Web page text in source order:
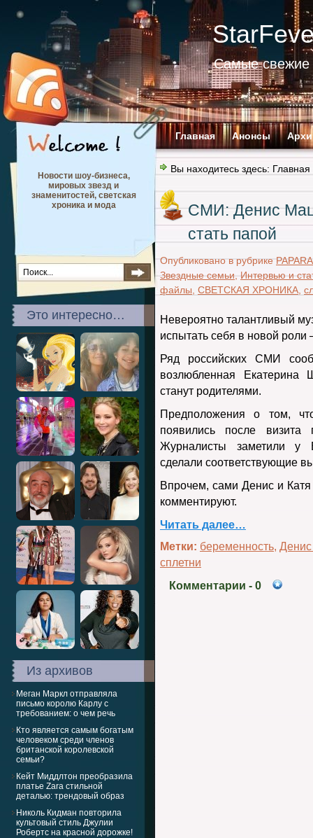
Самые свежие
Главная Анонсы
Новости шоу-бизнеса,
мировых звезд и
знаменитостей, светская
хроника и мода
Это интересно…
Из архивов
Меган Маркл отправляла
письмо королю Карлу с
требованием: о чем речь
Кто является самым богатым
человеком среди членов
британской королевской
семьи?
Кейт Миддлтон преобразила
платье Zara стильной
деталью: трендовый образ
Николь Кидман повторила
культовый стиль Джулии
Робертс на красной дорожке!
Вы находитесь здесь: Главная
СМИ: Денис
стать папой
Опубликовано в рубрике
Звездные семьи
Интервью и
файлы СВЕТСКАЯ ХРОНИКА
Невероятно талантливый
испытать себя в новой роли
Ряд российских СМИ
возлюбленная
станут родителями.
Предположения о том,
появились после
Журналисты заметили у
сделали соответствующие
Впрочем, сами Денис и
комментируют.
Читать далее…
Метки: беременность,
сплетни
Комментарии - 0